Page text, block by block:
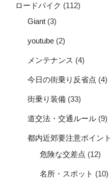
ロードバイク (112)
Giant (3)
youtube (2)
メンテナンス (4)
今日の街乗り反省点 (4)
街乗り装備 (33)
道交法・交通ルール (9)
都内近郊要注意ポイント
危険な交差点 (12)
名所・スポット (10)